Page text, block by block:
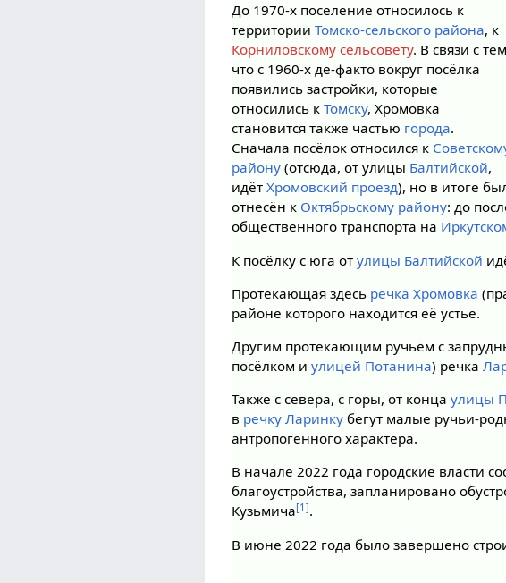
До 1970-х поселение относилось к
территорииТомско-сельского района, к
Корниловскому сельсовету. В связи с
что с 1960-х де-факто вокруг посёлка
появились застройки, которые
относились кТомску, Хромовка
становится также частью города.
Сначала посёлок относился к
району (отсюда, от улицы Балтийской,
идётХромовский проезд), но в итоге
отнесён к Октябрьскому району: до
общественного транспорта на
К посёлку с юга отулицы Балтийской
Протекающая здесь речка Хромовка
районе которого находится её устье.
Другим протекающим ручьём с
посёлком иулицей Потанина) речка
Также с севера, с горы, от концаулицы
в речку Ларинку бегут малые ручьи-
антропогенного характера.
В начале 2022 года городские власти
благоустройства, запланировано
Кузьмича[1].
В июне 2022 года было завершено